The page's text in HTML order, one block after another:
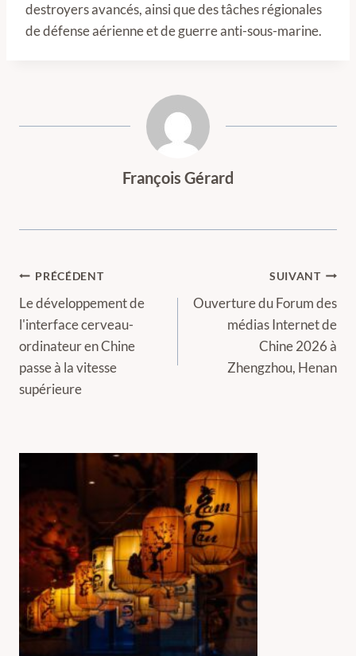
destroyers avancés, ainsi que des tâches régionales
de défense aérienne et de guerre anti-sous-marine.
François Gérard
Navigation
de
l’article
PRÉCÉDENT
Le développement de
l'interface cerveau-
ordinateur en Chine
passe à la vitesse
supérieure
SUIVANT
Ouverture du Forum des
médias Internet de
Chine 2026 à
Zhengzhou, Henan